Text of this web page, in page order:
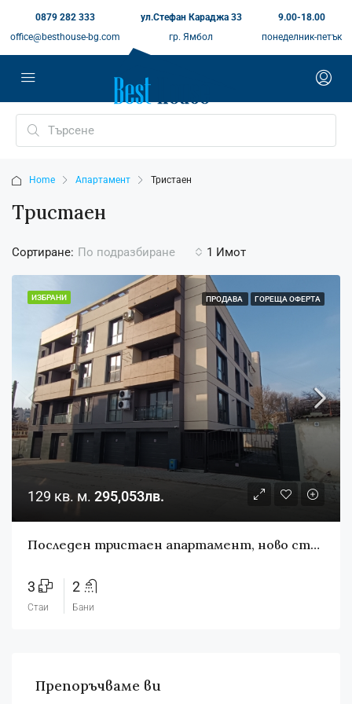
0879 282 333
office@besthouse-bg.com
ул.Стефан Караджа 33
гр. Ямбол
9.00-18.00
понеделник-петък
Home Апартамент Тристаен
Тристаен
1 Имот
Сортиране: По подразбиране
ИЗБРАНИ ПРОДАВА ГОРЕЩА ОФЕРТА
129 кв. м. 295,053лв.
Последен тристаен апартамент, ново строителство с Акт 16
3
Стаи
2
Бани
Препоръчваме ви